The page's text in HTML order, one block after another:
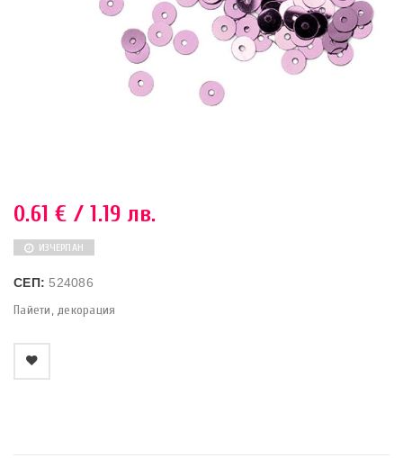
0.61€ / 1.19 лв.
ИЗЧЕРПАН
СЕП: 524086
Пайети, декорация